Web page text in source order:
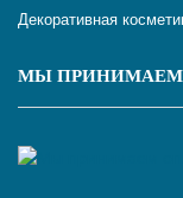
Декоративная
МЫ ПРИНИМАЕМ